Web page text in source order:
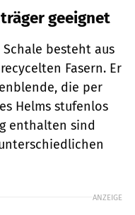
geeignet
Schale besteht aus
Fasern. Er
die per
Helms stufenlos
enthalten sind
ANZEIGE